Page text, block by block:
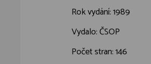
Rok vydání: 1989
Vydalo: ČSOP
Počet stran: 146